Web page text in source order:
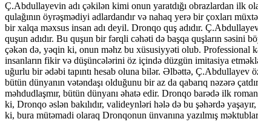
Ç.Abdullayevin adı çəkilən kimi onun yaratdığı obrazlardan ilk
qulağının öyrəşmədiyi adlardandır və nahaq yerə bir çoxları
bir xalqa məxsus insan adı deyil. Dronqo quş adıdır.
quşun adıdır. Bu quşun bir fərqli cəhəti də başqa quşların
çəkən də, yəqin ki, onun məhz bu xüsusiyyəti olub. Professional
insanların fikir və düşüncələrini öz içində düzgün imitasiya
uğurlu bir ədəbi tapıntı hesab oluna bilər. Əlbəttə, Ç.Abdullayev
bütün dünyanın vətəndaşı olduğunu bir az da qabarıq nəzərə
məhdudlaşmır, bütün dünyanı əhatə edir. Dronqo barədə ilk
ki, Dronqo əslən bakılıdır, valideynləri hələ də bu şəhərdə
ki, bura mütəmadi olaraq Dronqonun ünvanına yazılmış